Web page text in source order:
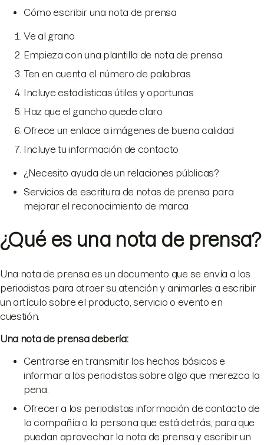
Cómo escribir una nota de prensa
Ve al grano
Empieza con una plantilla de nota de prensa
Ten en cuenta el número de palabras
Incluye estadísticas útiles y oportunas
Haz que el gancho quede claro
Ofrece un enlace a imágenes de buena calidad
Incluye tu información de contacto
¿Necesito ayuda de un relaciones públicas?
Servicios de escritura de notas de prensa para
mejorar el reconocimiento de marca
¿Qué es una nota de prensa?
Una nota de prensa es un documento que se envía a los
periodistas para atraer su atención y animarles a escribir
un artículo sobre el producto, servicio o evento en
cuestión.
Una nota de prensa debería:
Centrarse en transmitir los hechos básicos e
informar a los periodistas sobre algo que merezca la
pena.
Ofrecer a los periodistas información de contacto de
la compañía o la persona que está detrás, para que
puedan aprovechar la nota de prensa y escribir un